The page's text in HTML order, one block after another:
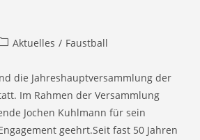
Aktuelles / Faustball
die Jahreshauptversammlung der
Im Rahmen der Versammlung
Jochen Kuhlmann für sein
geehrt.Seit fast 50 Jahren